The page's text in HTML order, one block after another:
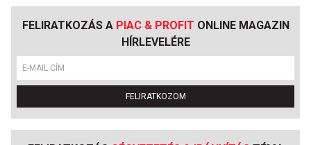
FELIRATKOZÁS A PIAC & PROFIT ONLINE MAGAZIN
HÍRLEVELÉRE
FELIRATKOZOM